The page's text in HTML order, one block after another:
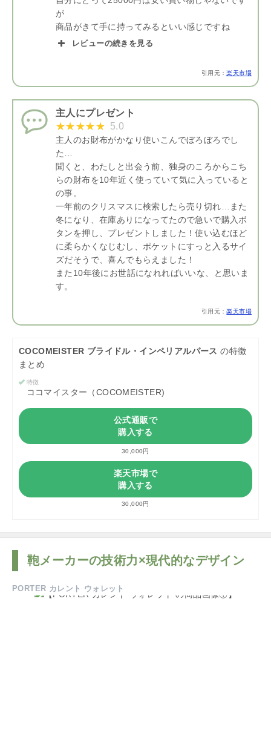
が
商品がきて手に持ってみるといい感じですね
レビューの続きを見る
引用元：楽天市場
主人にプレゼント
5.0
主人のお財布がかなり使いこんでぼろぼろでし
た…
聞くと、わたしと出会う前、独身のころからこち
らの財布を10年近く使っていて気に入っていると
の事。
一年前のクリスマスに検索したら売り切れ…また
冬になり、在庫ありになってたので急いで購入ボ
タンを押し、プレゼントしました！使い込むほど
に柔らかくなじむし、ポケットにすっと入るサイ
ズだそうで、喜んでもらえました！
また10年後にお世話になれればいいな、と思いま
す。
引用元：楽天市場
COCOMEISTER ブライドル・インペリアルパースの特徴
まとめ
特徴
ココマイスター（COCOMEISTER)
公式通販で
購入する
30,000円
楽天市場で
購入する
30,000円
鞄メーカーの技術力×現代的なデザイン
PORTER カレント ウォレット